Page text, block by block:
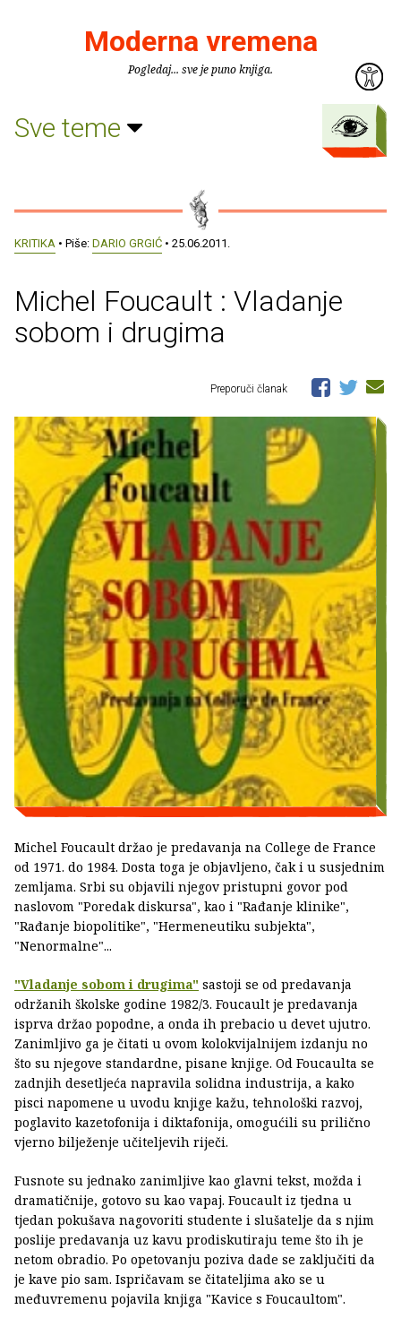
Moderna vremena
Pogledaj... sve je puno knjiga.
Sve teme
KRITIKA • Piše: DARIO GRGIĆ • 25.06.2011.
Michel Foucault : Vladanje
sobom i drugima
Preporuči članak
Michel Foucault držao je predavanja na College de France
od 1971. do 1984. Dosta toga je objavljeno, čak i u susjednim
zemljama. Srbi su objavili njegov pristupni govor pod
naslovom "Poredak diskursa", kao i "Rađanje klinike",
"Rađanje biopolitike", "Hermeneutiku subjekta",
"Nenormalne"...
"Vladanje sobom i drugima" sastoji se od predavanja
održanih školske godine 1982/3. Foucault je predavanja
isprva držao popodne, a onda ih prebacio u devet ujutro.
Zanimljivo ga je čitati u ovom kolokvijalnijem izdanju no
što su njegove standardne, pisane knjige. Od Foucaulta se
zadnjih desetljeća napravila solidna industrija, a kako
pisci napomene u uvodu knjige kažu, tehnološki razvoj,
poglavito kazetofonija i diktafonija, omogućili su prilično
vjerno bilježenje učiteljevih riječi.
Fusnote su jednako zanimljive kao glavni tekst, možda i
dramatičnije, gotovo su kao vapaj. Foucault iz tjedna u
tjedan pokušava nagovoriti studente i slušatelje da s njim
poslije predavanja uz kavu prodiskutiraju teme što ih je
netom obradio. Po opetovanju poziva dade se zaključiti da
je kave pio sam. Ispričavam se čitateljima ako se u
međuvremenu pojavila knjiga "Kavice s Foucaultom".